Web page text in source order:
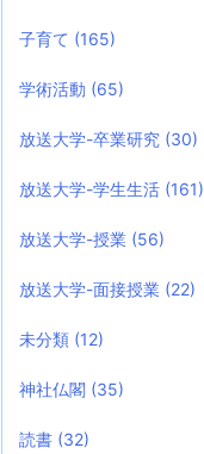
子育て (165)
学術活動 (65)
放送大学-卒業研究 (30)
放送大学-学生生活 (161)
放送大学-授業 (56)
放送大学-面接授業 (22)
未分類 (12)
神社仏閣 (35)
読書 (32)